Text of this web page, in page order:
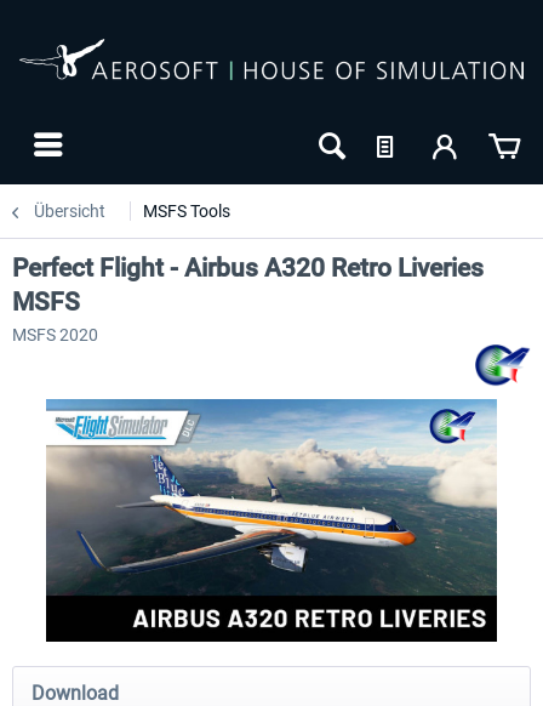
Übersicht MSFS Tools
rkApps - FSRealistic Pro MSFS Aerosoft Tool Simple
Perfect Flight - Airbus A320 Retro Liveries
MSFS
MSFS 2020
Download